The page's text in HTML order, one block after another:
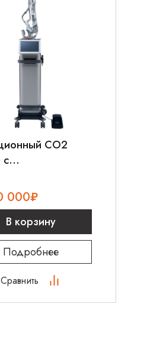
CO2
c
AMI BIOXEL
000₽
В корзину
Подробнее
Сравнить